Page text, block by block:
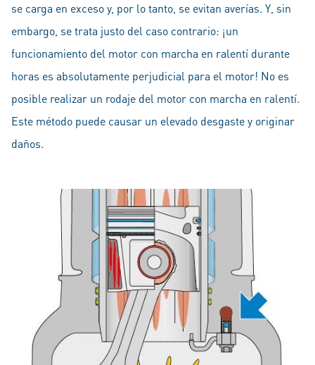
se carga en exceso y, por lo tanto, se evitan averías. Y, sin
embargo, se trata justo del caso contrario: ¡un
funcionamiento del motor con marcha en ralentí durante
horas es absolutamente perjudicial para el motor! No es
posible realizar un rodaje del motor con marcha en ralentí.
Este método puede causar un elevado desgaste y originar
daños.